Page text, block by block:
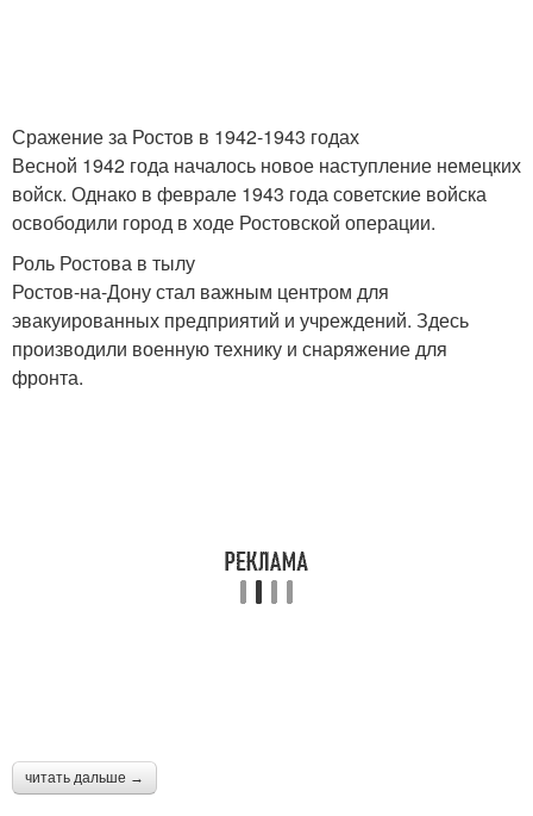
Сражение за Ростов в 1942-1943 годах
Весной 1942 года началось новое наступление немецких
войск. Однако в феврале 1943 года советские войска
освободили город в ходе Ростовской операции.
Роль Ростова в тылу
Ростов-на-Дону стал важным центром для
эвакуированных предприятий и учреждений. Здесь
производили военную технику и снаряжение для
фронта.
читать дальше →